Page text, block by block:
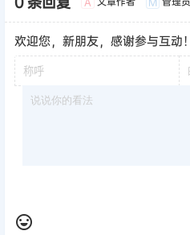
欢迎您，新朋友，感谢参与互动！